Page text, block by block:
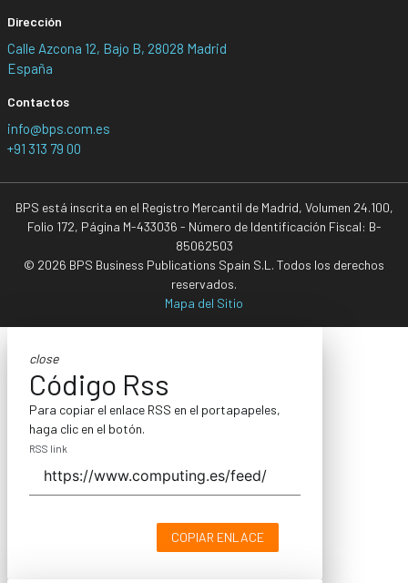
Dirección
Calle Azcona 12, Bajo B, 28028 Madrid
España
Contactos
info@bps.com.es
+91 313 79 00
BPS está inscrita en el Registro Mercantil de Madrid, Volumen 24.100,
Folio 172, Página M-433036 - Número de Identificación Fiscal: B-
85062503
© 2026 BPS Business Publications Spain S.L. Todos los derechos
reservados.
Mapa del Sitio
close
Código Rss
Para copiar el enlace RSS en el portapapeles,
haga clic en el botón.
RSS link
COPIAR ENLACE